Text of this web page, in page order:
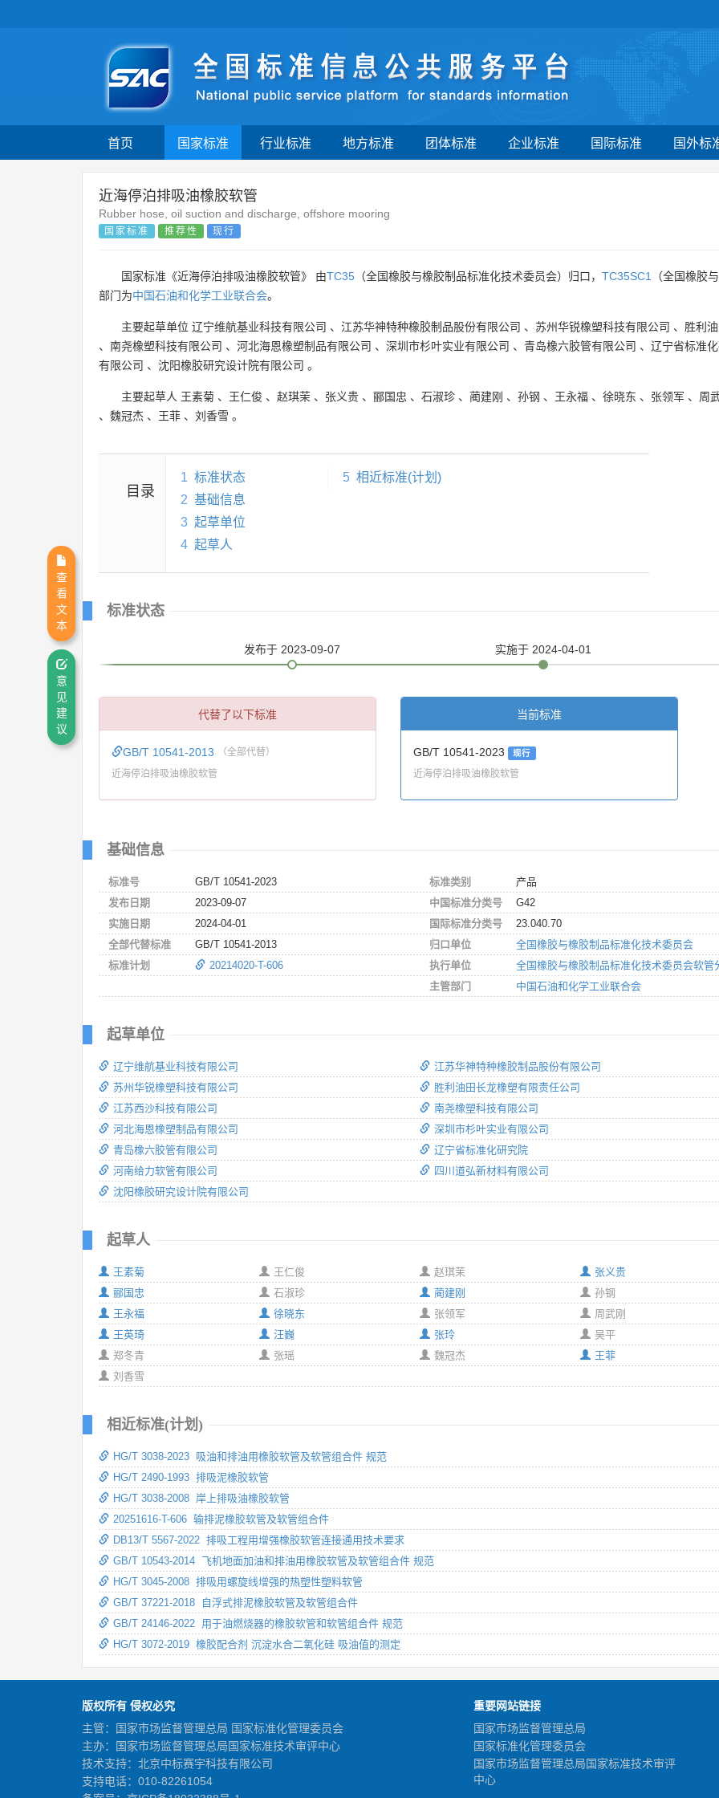
首页 国家标准 行业标准 地方标准 团体标准 企业标准 国际标准 国外标
近海停泊排吸油橡胶软管
Rubber hose, oil suction and discharge, offshore mooring
国家标准 推荐性 现行
国家标准《近海停泊排吸油橡胶软管》 由TC35 （全国橡胶与橡胶制品标准化技术委员会）归口， TC35SC1
（全国橡胶
部门为中国石油和化学工业联合会。
主要起草单位 辽宁维航基业科技有限公司 、 江苏华神特种橡胶制品股份有限公司 、 苏州华锐橡塑科技有限公司 、 胜利
、 南尧橡塑科技有限公司 、 河北海恩橡塑制品有限公司 、 深圳市杉叶实业有限公司 、 青岛橡六胶管有限公司 、 辽宁省标准
有限公司 、 沈阳橡胶研究设计院有限公司 。
主要起草人 王素菊 、 王仁俊 、 赵琪茉 、 张义贵 、 郦国忠 、 石淑珍 、 蔺建刚 、 孙钢 、 王永福 、 徐晓东 、 张领军 、 周
、 魏冠杰 、 王菲 、 刘香雪 。
目录
1 标准状态
2 基础信息
3 起草单位
4 起草人
5 相近标准(计划)
标准状态
发布于 2023-09-07 实施于 2024-04-01
代替了以下标准
GB/T 10541-2013 （全部代替）
近海停泊排吸油橡胶软管
当前标准
GB/T 10541-2023 现行
近海停泊排吸油橡胶软管
基础信息
标准号
GB/T 10541-2023
发布日期
2023-09-07
实施日期
2024-04-01
全部代替标准
GB/T 10541-2013
标准计划
20214020-T-606
标准类别
产品
中国标准分类号
G42
国际标准分类号
23.040.70
归口单位
全国橡胶与橡胶制品标准化技术委员会
执行单位
全国橡胶与橡胶制品标准化技术委员会软管
主管部门
中国石油和化学工业联合会
起草单位
辽宁维航基业科技有限公司
苏州华锐橡塑科技有限公司
江苏西沙科技有限公司
河北海恩橡塑制品有限公司
青岛橡六胶管有限公司
河南给力软管有限公司
沈阳橡胶研究设计院有限公司
江苏华神特种橡胶制品股份有限公司
胜利油田长龙橡塑有限责任公司
南尧橡塑科技有限公司
深圳市杉叶实业有限公司
辽宁省标准化研究院
四川道弘新材料有限公司
起草人
王素菊
王仁俊
郦国忠
石淑珍
王永福
徐晓东
王英琦
汪巍
郑冬青
张瑶
刘香雪
赵琪茉
张义贵
蔺建刚
孙钢
张领军
周武刚
张玲
吴平
魏冠杰
王菲
相近标准(计划)
HG/T 3038-2023 吸油和排油用橡胶软管及软管组合件 规范
HG/T 2490-1993 排吸泥橡胶软管
HG/T 3038-2008 岸上排吸油橡胶软管
20251616-T-606 输排泥橡胶软管及软管组合件
DB13/T 5567-2022 排吸工程用增强橡胶软管连接通用技术要求
GB/T 10543-2014 飞机地面加油和排油用橡胶软管及软管组合件 规范
HG/T 3045-2008 排吸用螺旋线增强的热塑性塑料软管
GB/T 37221-2018 自浮式排泥橡胶软管及软管组合件
GB/T 24146-2022 用于油燃烧器的橡胶软管和软管组合件 规范
HG/T 3072-2019 橡胶配合剂 沉淀水合二氧化硅 吸油值的测定
版权所有 侵权必究
主管：国家市场监督管理总局 国家标准化管理委员会
主办：国家市场监督管理总局国家标准技术审评中心
技术支持：北京中标赛宇科技有限公司
支持电话：010-82261054
重要网站链接
国家市场监督管理总局
国家标准化管理委员会
国家市场监督管理总局国家标准技术审评
中心
查
看
文
本
意
见
建
议